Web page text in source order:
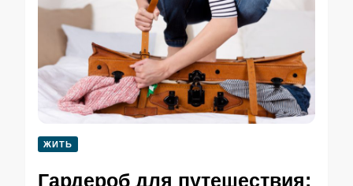
ЖИТЬ
Гардероб для путешествия: